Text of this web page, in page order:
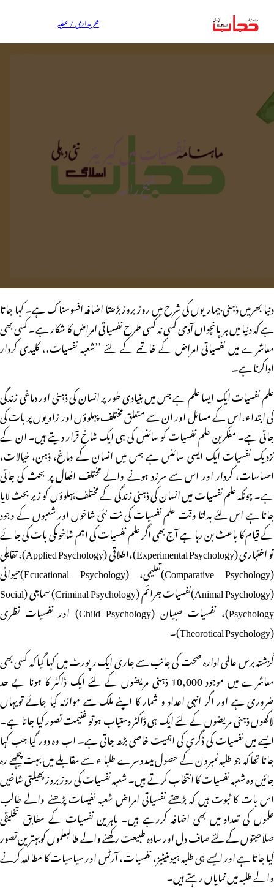
خریداری / عطیہ
نفسیات میں کیریئر
شیخ رابعہ
دنیا بھرمیں ذہنی بیماریوں کی شرح میں روز بروز بڑھتا اضافہ افسوسناک ہے۔ کہا جاتا
ہے کہ دنیا میں ہر پانچواں آدمی کسی نہ کسی طرح نفسیاتی امراض کا شکار ہے۔ کسی بھی
معاشرے میں نفسیاتی امراض کے خاتمے کے لئے ’’شعبہ نفسیات،، کلیدی کردار
اداکرتا ہے۔
علم نفسیات ایک ایسا علم ہے جس میں بنیادی طور پر انسان کی ذہنی اور دماغی زندگی
کی ابتداء،اس کے مسائل اور ان سے متعلق مختلف پہلوؤں اور زاویوں پر بات کی
جاتی ہے۔ مفکرین علم نفسیات کو سائنس کی ہی ایک شاخ قرار دیتے ہیں۔ ان کے
نزدیک نفسیات ایک ایسی سائنس ہے جس میں انسان کے دماغ، ذہن، خیالات،
احساسات، کردار اور اس سے سرزد ہونے والے مختلف افعال پر بحث کی جاتی
ہے۔ چونکہ علم نفسیات میں انسان کی ذہنی زندگی کے مختلف پہلوؤں کو زیر بحث لایا
جاتا ہے اس لئے بدلتا وقت علم نفسیات کی نت نئی شاخوں اور شعبوں کے وجود
کے قیام کا باعث بن رہا ہے آج بھی اگر علم نفسیات کی اہم شاخوںکی بات کی جائے
تو اختباری (Experimental Psychology)،اطلاقی (Applied Psychology)، تقابلی
(Comparative Psychology)تعلیمی، (Ecucational Psychology)حیوانی
(Animal Psychology)نفسیات جرائم (Criminal Psychology) سماجی (Social
Psychology)، نفسیات صبیان (Child Psychology) اور نفسیات نظری
(Theorotical Psychology)۔
گزشتہ برس عالمی ادارہ صحت کی جانب سے جاری ایک رپورٹ میں کہا گیا کہ کسی بھی
معاشرے میں موجود 10,000 ذہنی مریضوں کے لئے ایک ڈاکٹر کا ہونا بے حد
ضروری ہے اور اگر انہی اعداد و شمار کا اپنے ملک سے موازنہ کیا جائے تویہاں
لاکھوں ذہنی مریضوں کے لئے ایک ہی ڈاکٹر دستیاب ہوتو غنیمت تصور کیا جاتا ہے۔
ایسے میں نفسیات کی ڈگری کی اہمیت خاصی بڑھ جاتی ہے۔ اب وہ دور گیا جب کہا
جاتا تھا کہ جو طلبہ نمبرون کے حصول میںدوسرے طلبا ء سے مقابلے میں بہت پیچھے رہ
جائیں وہ شعبہ نفسیات کا انتخاب کرتے ہیں۔ شعبہ نفسیات کی روز بروز پھیلتی شاخیں
اس بات کا ثبوت ہیں کہ بڑھتے نفسیاتی امراض شعبہ نفیسات پڑھنے والے طالب
علموں کی تعداد میں بھی اضافہ کررہے ہیں۔ ماہرین نفسیات کے مطابق تخلیقی
صلاحیتوں کے لئے صاف دل اور سادہ طبیعت رکھنے والے طالبعلموں کوبہترین تصور
کیا جاتا ہے اور ایسے ہی طلبہ ہیومنیٹیز، نفسیات، آرٹس اور سیاسیات کا مطالعہ کرنے
والے طلبہ میں نمایاں رہتے ہیں۔